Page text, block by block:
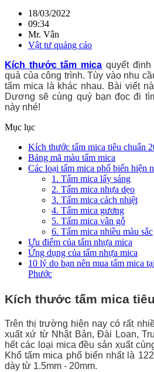
18/03/2022
09:34
Mr. Vân
Vật tư quảng cáo
Kích thước tấm mica quyết
quả của công trình. Tùy vào nhu
tấm mica là khác nhau. Bài viết
Dương sẽ cùng quý bạn đọc đi
này nhé!
Mục lục
Kích thước tấm mica tiêu chuẩn
Bảng mã màu tấm mica
Các loại tấm mica phổ biến hiện
1. Tấm mica lấy sáng
2. Tấm mica nhựa dẹo
3. Tấm mica cách nhiệt
4. Tấm mica gương
5. Tấm mica vân gỗ
6. Tấm mica nhiều màu sắc
Ưu điểm của tấm nhựa mica
Ứng dụng của tấm nhựa mica
10 lý do bạn nên mua tấm mica
Phước
Kích thước tấm mica
Trên thị trường hiện nay có rất
xuất xứ từ Nhật Bản, Đài Loan,
hết các loại mica đều sản xuất
Khổ tấm mica phổ biến nhất là
dày từ 1.5mm - 20mm.